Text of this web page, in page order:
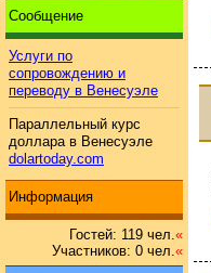
Сообщение
Услуги по
сопровождению и
переводу в Венесуэле
Параллельный курс
доллара в Венесуэле
dolartoday.com
Информация
Гостей: 119 чел.«
Участников: 0 чел.«